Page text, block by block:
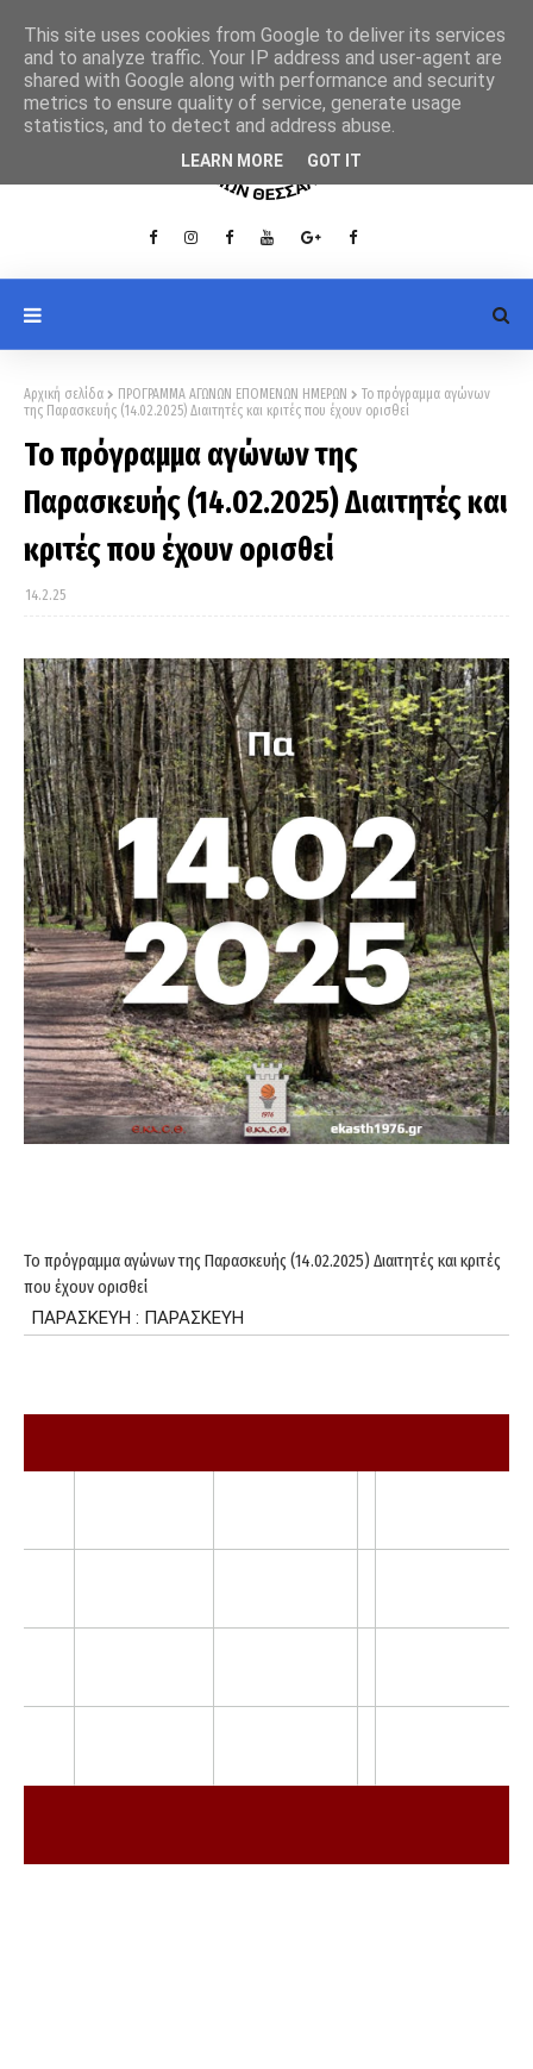
Αρχική σελίδα ΠΡΟΓΡΑΜΜΑ ΑΓΩΝΩΝ ΕΠΟΜΕΝΩΝ ΗΜΕΡΩΝ
Το πρόγραμμα αγώνων
της Παρασκευής (14.02.2025) Διαιτητές και κριτές που έχουν ορισθεί
Το πρόγραμμα αγώνων της
Παρασκευής (14.02.2025) Διαιτητές και
κριτές που έχουν ορισθεί
14.2.25
Το πρόγραμμα αγώνων της Παρασκευής (14.02.2025) Διαιτητές και κριτές
που έχουν ορισθεί
This site uses cookies from Google to deliver its services
and to analyze traffic. Your IP address and user-agent are
shared with Google along with performance and security
metrics to ensure quality of service, generate usage
statistics, and to detect and address abuse.
LEARN MORE GOT IT